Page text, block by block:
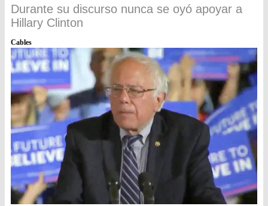
Durante su discurso nunca se oyó apoyar a
Hillary Clinton
Cables